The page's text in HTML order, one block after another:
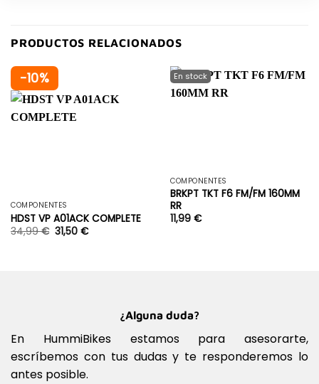
PRODUCTOS RELACIONADOS
-10%
COMPONENTES
HDST VP A01ACK COMPLETE
34,99€ 31,50€
COMPONENTES
BRKPT TKT F6 FM/FM 160MM
RR
11,99 €
¿Alguna duda?
En HummiBikes estamos para asesorarte,
escríbemos con tus dudas y te responderemos lo
antes posible.